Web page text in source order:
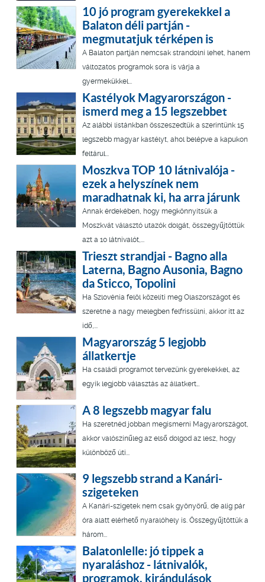
10 jó program gyerekekkel a
Balaton déli partján -
megmutatjuk térképen is
A Balaton partján nemcsak strandolni lehet, hanem
változatos programok sora is várja a
gyermekükkel...
Kastélyok Magyarországon -
ismerd meg a 15 legszebbet
Az alábbi listánkban összeszedtük a szerintünk 15
legszebb magyar kastélyt, ahol belépve a kapukon
feltárul...
Moszkva TOP 10 látnivalója -
ezek a helyszínek nem
maradhatnak ki, ha arra járunk
Annak érdekében, hogy megkönnyítsük a
Moszkvát választó utazók dolgát, összegyűjtöttük
azt a 10 látnivalót,...
Trieszt strandjai - Bagno alla
Laterna, Bagno Ausonia, Bagno
da Sticco, Topolini
Ha Szlovénia felöl közelíti meg Olaszországot és
szeretne a nagy melegben felfrissülni, akkor itt az
idő,...
Magyarország 5 legjobb
állatkertje
Ha családi programot tervezünk gyerekekkel, az
egyik legjobb választás az állatkert…
A 8 legszebb magyar falu
Ha szeretnéd jobban megismerni Magyarországot,
akkor valószínűleg az első dolgod az lesz, hogy
különböző úti...
9 legszebb strand a Kanári-
szigeteken
A Kanári-szigetek nem csak gyönyörű, de alig pár
óra alatt elérhető nyaralóhely is. Összegyűjtöttük a
három...
Balatonlelle: jó tippek a
nyaraláshoz - látnivalók,
programok, kirándulások